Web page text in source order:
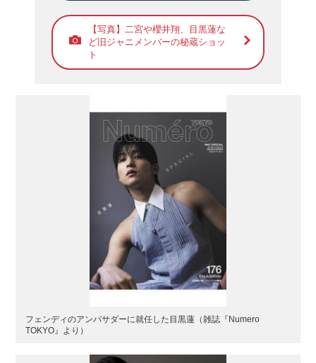
【写真】二宮や櫻井翔、目黒蓮な
ど旧ジャニメンバーの秘蔵ショッ
ト
フェンディのアンバサダーに就任した目黒蓮（雑誌『Numero
TOKYO』より）